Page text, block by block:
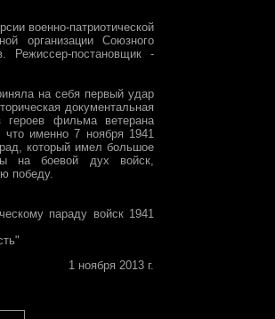
военно-патриотической
организации Союзного
Режиссер-постановщик -
на себя первый удар
документальная
фильма ветерана
что именно 7 ноября 1941
который имел большое
на боевой дух войск,
победу.
параду войск 1941
1 ноября 2013 г.